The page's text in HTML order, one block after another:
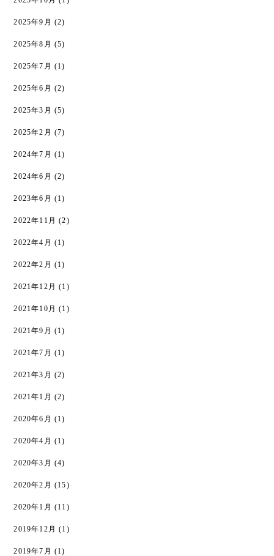
2025年9月 (2)
2025年8月 (5)
2025年7月 (1)
2025年6月 (2)
2025年3月 (5)
2025年2月 (7)
2024年7月 (1)
2024年6月 (2)
2023年6月 (1)
2022年11月 (2)
2022年4月 (1)
2022年2月 (1)
2021年12月 (1)
2021年10月 (1)
2021年9月 (1)
2021年7月 (1)
2021年3月 (2)
2021年1月 (2)
2020年6月 (1)
2020年4月 (1)
2020年3月 (4)
2020年2月 (15)
2020年1月 (11)
2019年12月 (1)
2019年7月 (1)